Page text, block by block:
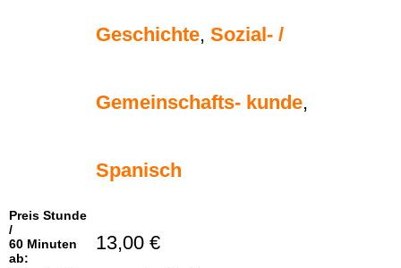
Geschichte, Sozial- /
Gemeinschafts- kunde,
Spanisch
Preis Stunde
/
60 Minuten
ab:
13,00 €